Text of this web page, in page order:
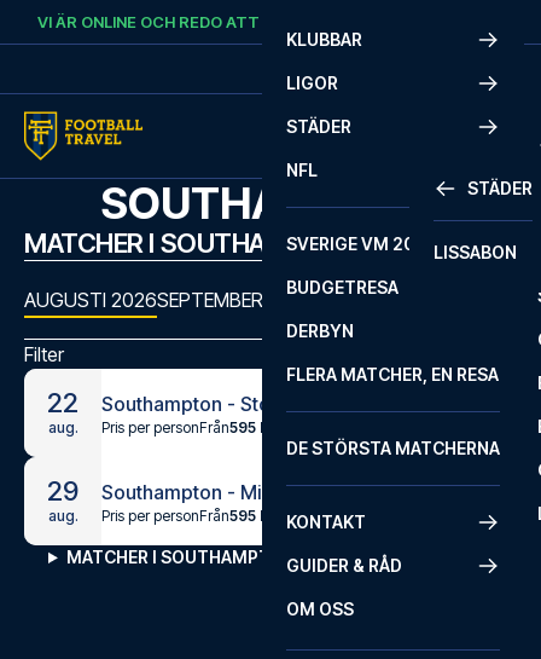
Skip to content
VI ÄR ONLINE OCH REDO ATT HJÄLPA DIG.
KLUBBAR
LIGOR
STÄDER
STÄDER
LISSABON
NFL
SVERIGE VM 2026
BUDGETRESA
DERBYN
FLERA MATCHER, EN RESA
DE STÖRSTA MATCHERNA
KONTAKT
GUIDER & RÅD
OM OSS
SOUTHAMPTON
MATCHER I SOUTHAMPTON
AUGUSTI 2026SEPTEMBER 2026OKTOBER 2026
Filter
22
aug.
Southampton - Stoke City
Pris per personFrån595 kr
29
aug.
Southampton - Millwall
Pris per personFrån595 kr
MATCHER I SOUTHAMPTON